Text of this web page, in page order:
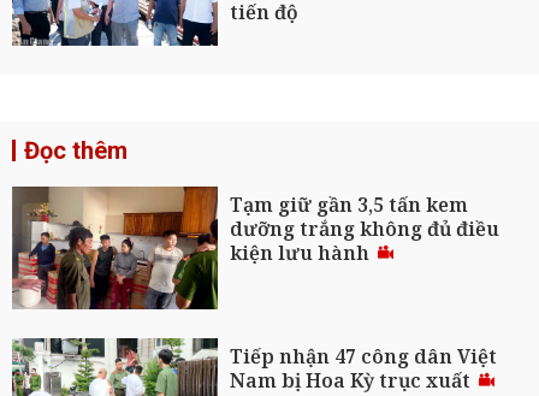
tiến độ
Đọc thêm
Tạm giữ gần 3,5 tấn kem
dưỡng trắng không đủ điều
kiện lưu hành
Tiếp nhận 47 công dân Việt
Nam bị Hoa Kỳ trục xuất